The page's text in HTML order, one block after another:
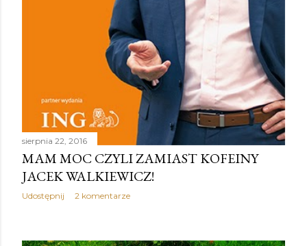
sierpnia 22, 2016
MAM MOC CZYLI ZAMIAST KOFEINY
JACEK WALKIEWICZ!
Udostępnij 2 komentarze